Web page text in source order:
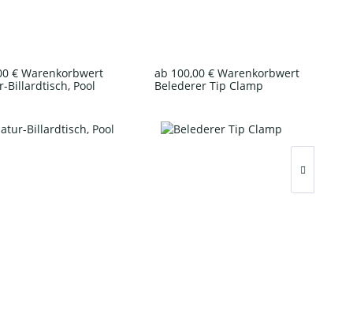
€ Warenkorbwert
Billardtisch, Pool
ab 100,00 € Warenkorbwert
Belederer Tip Clamp